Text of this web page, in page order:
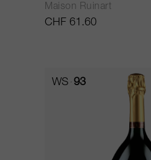
Maison Ruinart
CHF 61.60
WS 93